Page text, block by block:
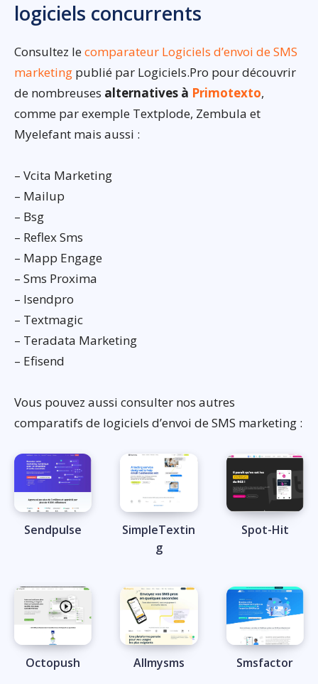
logiciels concurrents
Consultez lecomparateur Logiciels d’envoi de SMS
marketing publié par Logiciels.Pro pour découvrir
de nombreuses alternatives à Primotexto,
comme par exemple Textplode, Zembula et
Myelefant mais aussi :
– Vcita Marketing
– Mailup
– Bsg
– Reflex Sms
– Mapp Engage
– Sms Proxima
– Isendpro
– Textmagic
– Teradata Marketing
– Efisend
Vous pouvez aussi consulter nos autres
comparatifs de logiciels d’envoi de SMS marketing :
Sendpulse
SimpleTextin
g
Spot-Hit
Octopush Allmysms Smsfactor